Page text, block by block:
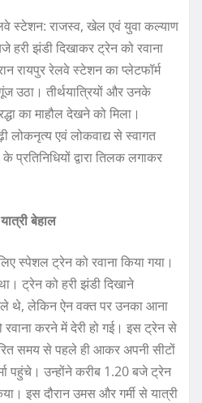
स्टेशन: राजस्व, खेल एवं युवा कल्याण
हरी झंडी दिखाकर ट्रेन को रवाना
रायपुर रेलवे स्टेशन का प्लेटफॉर्म
उठा। तीर्थयात्रियों और उनके
का माहौल देखने को मिला।
लोकनृत्य एवं लोकवाद्य से स्वागत
प्रतिनिधियों द्वारा तिलक लगाकर
बेहाल
स्पेशल ट्रेन को रवाना किया गया।
ट्रेन को हरी झंडी दिखाने
थे, लेकिन ऐन वक्त पर उनका आना
करने में देरी हो गई। इस ट्रेन से
समय से पहले ही आकर अपनी सीटों
पहुंचे। उन्होंने करीब 1.20 बजे ट्रेन
इस दौरान उमस और गर्मी से यात्री